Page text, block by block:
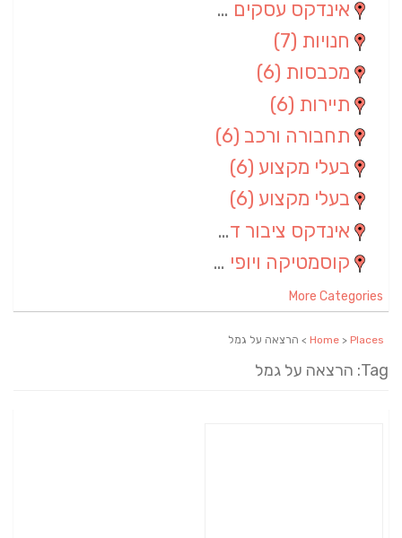
אינדקס עסקים ארצי
חנויות (7)
מכבסות (6)
תיירות (6)
תחבורה ורכב (6)
בעלי מקצוע (6)
בעלי מקצוע (6)
אינדקס ציבור דתי
קוסמטיקה ויופי (4)
More Categories
Home > Places > הרצאה על גמל
Tag: הרצאה על גמל